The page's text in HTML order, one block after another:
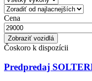
Cena
Zobraziť vozidlá
Čoskoro k dispozícii
Predpredaj